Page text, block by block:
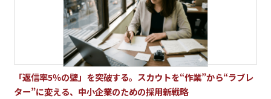
「返信率5％の壁」を突破する。スカウトを“作業”から“ラブレ
ター”に変える、中小企業のための採用新戦略